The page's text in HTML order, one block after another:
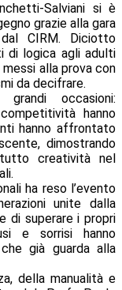
Salviani si è
grazie alla gara
CIRM. Diciotto
di logica agli adulti
alla prova con
da decifrare.
occasioni:
hanno
hanno affrontato
dimostrando
creatività nel
ha reso l’evento
unite dalla
di superare i propri
e sorrisi hanno
già guarda alla
della manualità e